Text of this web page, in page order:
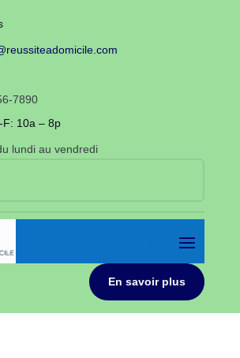
7890
F: 10a – 8p
lundi au vendredi
En savoir plus